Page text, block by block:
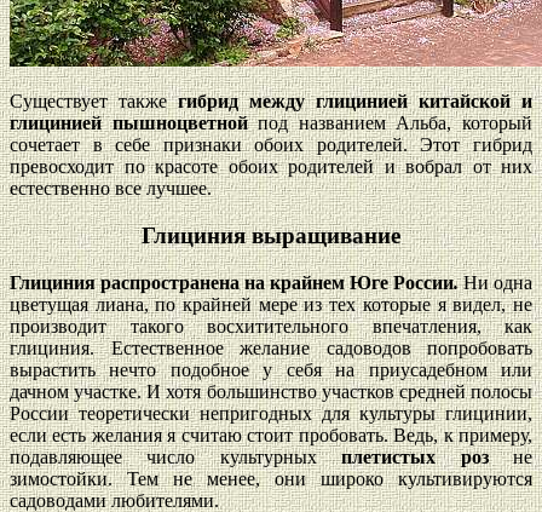
Существует такжегибрид между глицинией китайской и
глицинией пышноцветнойпод названием Альба, который
сочетает в себе признаки обоих родителей. Этот гибрид
превосходит по красоте обоих родителей и вобрал от них
естественно все лучшее.
Глициния выращивание
Глициния распространена на крайнем Юге России.Ни одна
цветущая лиана, по крайней мере из тех которые я видел, не
производит такого восхитительного впечатления, как
глициния. Естественное желание садоводов попробовать
вырастить нечто подобное у себя на приусадебном или
дачном участке. И хотя большинство участков средней полосы
России теоретически непригодных для культуры глицинии,
если есть желания я считаю стоит пробовать. Ведь, к примеру,
подавляющее число культурныхплетистых розне
зимостойки. Тем не менее, они широко культивируются
садоводами любителями.